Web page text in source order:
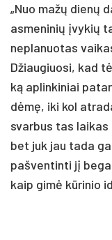
„Nuo mažų dienų
asmeninių įvykių
neplanuotas
Džiaugiuosi, kad
ką aplinkiniai
dėmę, iki kol
svarbus tas
bet juk jau tada
pašventinti jį
kaip gimė kūrinio